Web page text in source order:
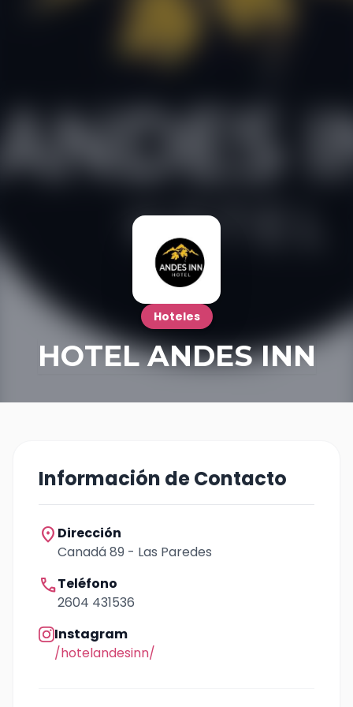
Hoteles
HOTEL ANDES INN
Información de Contacto
location_on Dirección
Canadá 89 - Las Paredes
callTeléfono
2604 431536
Instagram
/hotelandesinn/